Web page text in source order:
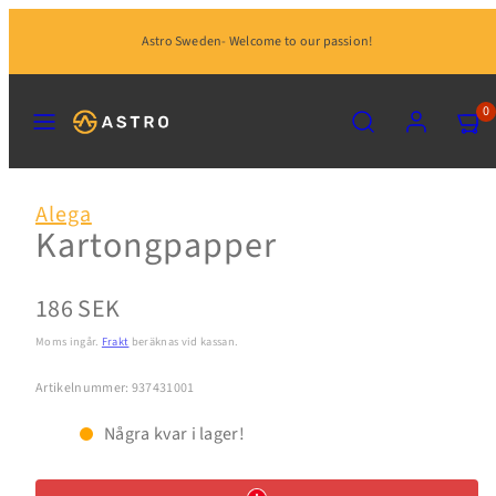
innehåll
Astro Sweden- Welcome to our passion!
VISA
MIN
(0)
0
Alega
Kartongpapper
Normalpris
186 SEK
Moms ingår. Frakt beräknas vid kassan.
Artikelnummer: 937431001
Några kvar i lager!